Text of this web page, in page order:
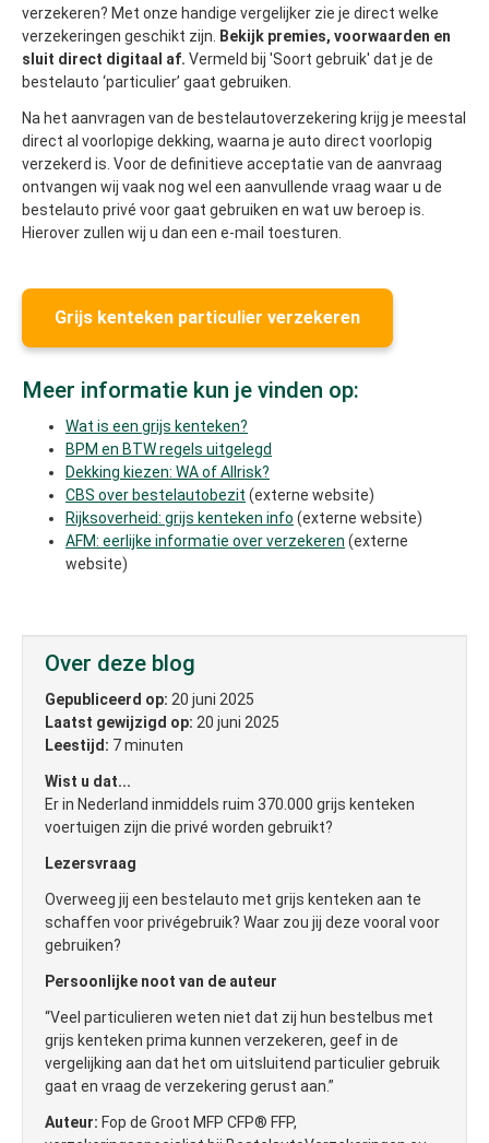
verzekeren? Met onze handige vergelijker zie je direct welke
verzekeringen geschikt zijn. Bekijk premies, voorwaarden en
sluit direct digitaal af. Vermeld bij 'Soort gebruik' dat je de
bestelauto ‘particulier’ gaat gebruiken.
Na het aanvragen van de bestelautoverzekering krijg je meestal
direct al voorlopige dekking, waarna je auto direct voorlopig
verzekerd is. Voor de definitieve acceptatie van de aanvraag
ontvangen wij vaak nog wel een aanvullende vraag waar u de
bestelauto privé voor gaat gebruiken en wat uw beroep is.
Hierover zullen wij u dan een e-mail toesturen.
Grijs kenteken particulier verzekeren
Meer informatie kun je vinden op:
Wat is een grijs kenteken?
BPM en BTW regels uitgelegd
Dekking kiezen: WA of Allrisk?
CBS over bestelautobezit (externe website)
Rijksoverheid: grijs kenteken info (externe website)
AFM: eerlijke informatie over verzekeren (externe
website)
Over deze blog
Gepubliceerd op: 20 juni 2025
Laatst gewijzigd op: 20 juni 2025
Leestijd: 7 minuten
Wist u dat...
Er in Nederland inmiddels ruim 370.000 grijs kenteken
voertuigen zijn die privé worden gebruikt?
Lezersvraag
Overweeg jij een bestelauto met grijs kenteken aan te
schaffen voor privégebruik? Waar zou jij deze vooral voor
gebruiken?
Persoonlijke noot van de auteur
“Veel particulieren weten niet dat zij hun bestelbus met
grijs kenteken prima kunnen verzekeren, geef in de
vergelijking aan dat het om uitsluitend particulier gebruik
gaat en vraag de verzekering gerust aan.”
Auteur: Fop de Groot MFP CFP® FFP,